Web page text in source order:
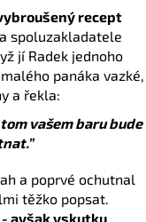
recept
spoluzakladatele
jí Radek jednoho
panáka vazké,
a řekla:
vašem baru bude
a poprvé ochutnal
těžko popsat.
avšak vskutku